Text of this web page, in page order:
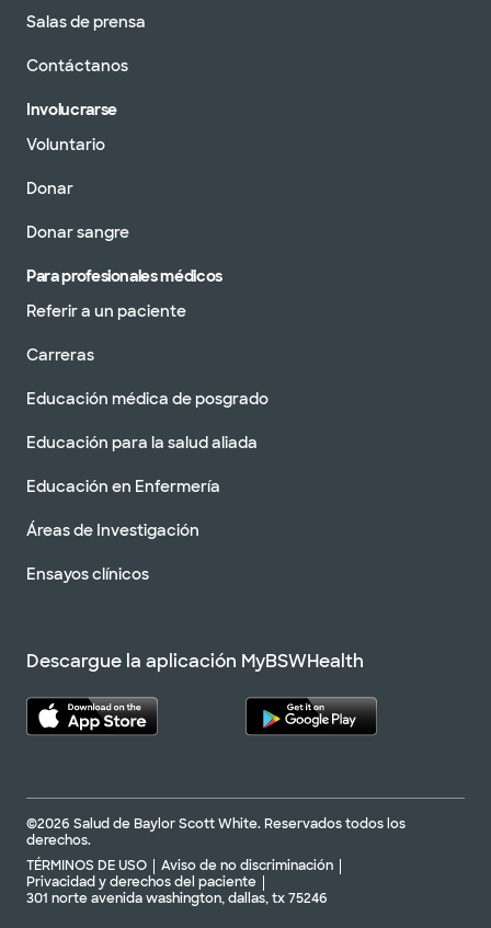
Salas de prensa
Contáctanos
Involucrarse
Voluntario
Donar
Donar sangre
Para profesionales médicos
Referir a un paciente
Carreras
Educación médica de posgrado
Educación para la salud aliada
Educación en Enfermería
Áreas de Investigación
Ensayos clínicos
Descargue la aplicación MyBSWHealth
©2026 Salud de Baylor Scott White. Reservados todos los
derechos.
TÉRMINOS DE USO
Aviso de no discriminación
Privacidad y derechos del paciente
301 norte avenida washington, dallas, tx 75246